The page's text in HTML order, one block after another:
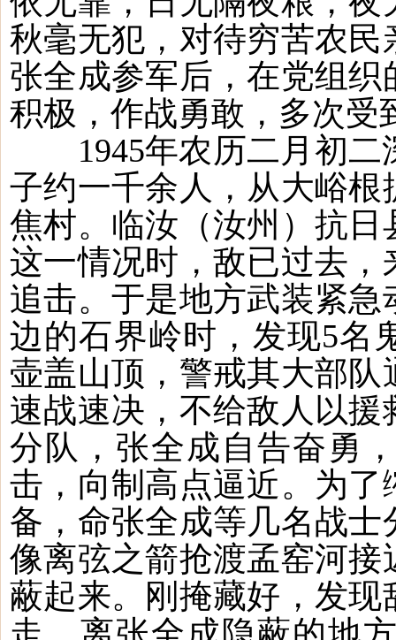
秋毫无犯，对待穷苦农
张全成参军后，在党组
积极，作战勇敢，多次受
1945年农历二月初二
子约一千余人，从大峪
焦村。临汝（汝州）抗
这一情况时，敌已过去
追击。于是地方武装紧
边的石界岭时，发现5
壶盖山顶，警戒其大部
速战速决，不给敌人以
分队，张全成自告奋勇
击，向制高点逼近。为
备，命张全成等几名战
像离弦之箭抢渡孟窑河
蔽起来。刚掩藏好，发